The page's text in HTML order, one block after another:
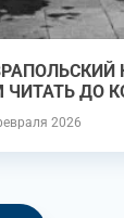
ЧИТАТЬ ДО
2026